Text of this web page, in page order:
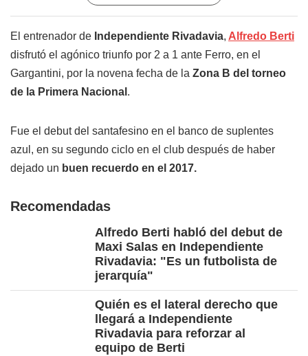
El entrenador de Independiente Rivadavia, Alfredo Berti
disfrutó el agónico triunfo por 2 a 1 ante Ferro, en el
Gargantini, por la novena fecha de la Zona B del torneo
de la Primera Nacional .
Fue el debut del santafesino en el banco de suplentes
azul, en su segundo ciclo en el club después de haber
dejado un buen recuerdo en el 2017.
Recomendadas
Alfredo Berti habló del debut de
Maxi Salas en Independiente
Rivadavia: "Es un futbolista de
jerarquía"
Quién es el lateral derecho que
llegará a Independiente
Rivadavia para reforzar al
equipo de Berti